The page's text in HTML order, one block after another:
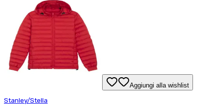
Aggiungi alla wishlist
Stanley/Stella